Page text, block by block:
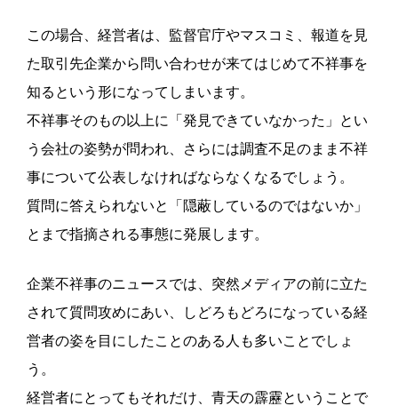
この場合、経営者は、監督官庁やマスコミ、報道を見
た取引先企業から問い合わせが来てはじめて不祥事を
知るという形になってしまいます。
不祥事そのもの以上に「発見できていなかった」とい
う会社の姿勢が問われ、さらには調査不足のまま不祥
事について公表しなければならなくなるでしょう。
質問に答えられないと「隠蔽しているのではないか」
とまで指摘される事態に発展します。
企業不祥事のニュースでは、突然メディアの前に立た
されて質問攻めにあい、しどろもどろになっている経
営者の姿を目にしたことのある人も多いことでしょ
う。
経営者にとってもそれだけ、青天の霹靂ということで